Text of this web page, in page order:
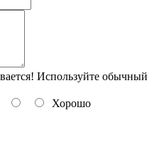
Используйте обычный
Хорошо